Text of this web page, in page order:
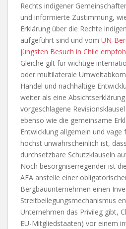
Rechts indigener
und informierte Zustimmung,
Erklärung über die Rechte
aufgeführt sind und vom UN-
jüngsten Besuch in Chile
Gleiche gilt für wichtige
oder multilaterale
Handel und nachhaltige
weiter als eine
vorgeschlagene
ebenso wie die gemeinsame
Entwicklung allgemein und
höchst unwahrscheinlich ist,
durchsetzbare Schutzklauseln
Noch besorgniserregender ist
AFA anstelle einer
Bergbauunternehmen einen
Streitbeilegungsmechanismus
Unternehmen das Privileg gibt,
EU-Mitgliedstaaten) vor einem